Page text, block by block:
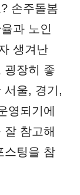
손주돌봄
과 노인
생겨난
굉장히 좋
서울, 경기,
영되기에
참고해
스팅을 참